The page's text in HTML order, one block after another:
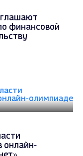
финансовой
онлайн-